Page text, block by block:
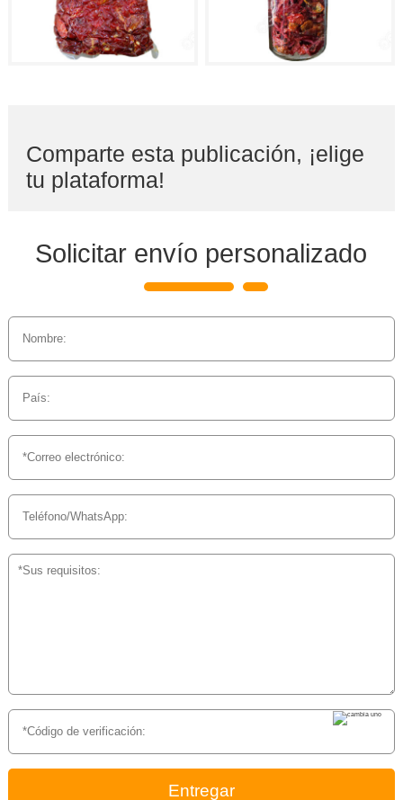
Comparte esta publicación, ¡elige
tu plataforma!
Solicitar envío personalizado
Entregar